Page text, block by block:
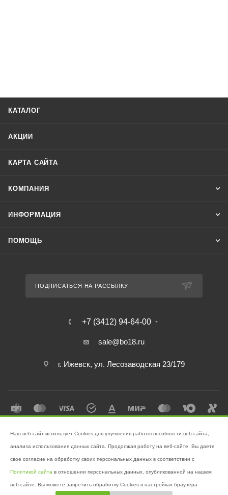
КАТАЛОГ
АКЦИИ
КАРТА САЙТА
КОМПАНИЯ
ИНФОРМАЦИЯ
ПОМОЩЬ
ПОДПИСАТЬСЯ НА РАССЫЛКУ
+7 (3412) 94-64-00
sale@bo18.ru
г. Ижевск, ул. Лесозаводская 23/179
поддержании чистоты!
Наш веб-сайт использует Cookies для улучшения работоспособности веб-сайта,
анализа использования данных сайта. Продолжая работу на веб-сайте, Вы даете
свое согласие на обработку своих персональных данных в соответствии с
Политикой сайта в отношении персональных данных, опубликованной на нашем
веб-сайте. Вы можете запретить обработку Cookies в настройках браузера.